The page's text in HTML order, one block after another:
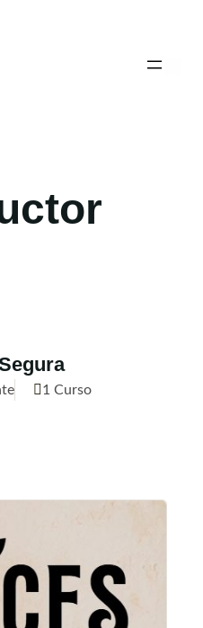
1 Curso